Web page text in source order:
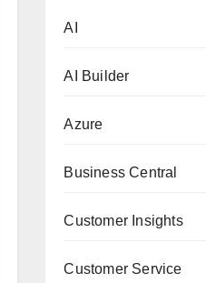
AI
AI Builder
Azure
Business Central
Customer Insights
Customer Service